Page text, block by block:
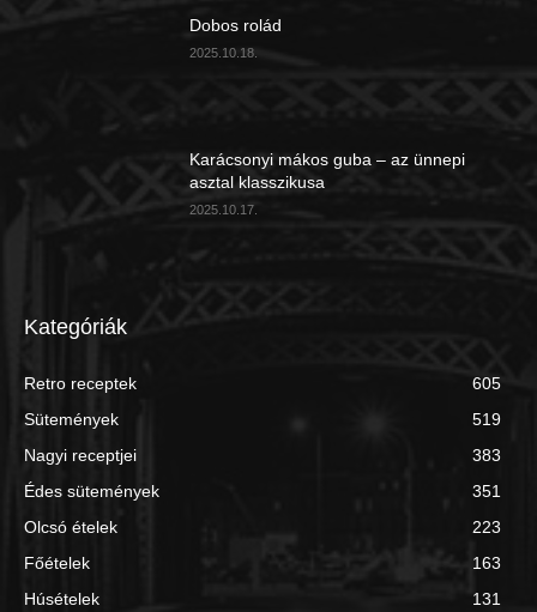
Dobos rolád
2025.10.18.
Karácsonyi mákos guba – az ünnepi
asztal klasszikusa
2025.10.17.
Kategóriák
Retro receptek
605
Sütemények
519
Nagyi receptjei
383
Édes sütemények
351
Olcsó ételek
223
Főételek
163
Húsételek
131